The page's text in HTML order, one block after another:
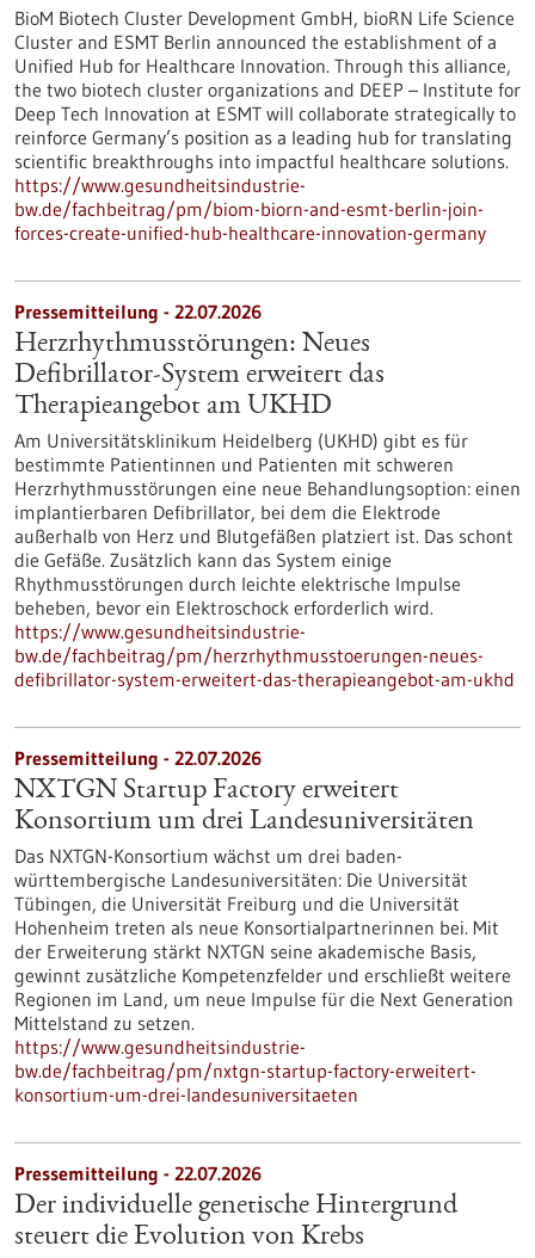
BioM Biotech Cluster Development GmbH, bioRN Life Science
Cluster and ESMT Berlin announced the establishment of a
Unified Hub for Healthcare Innovation. Through this alliance,
the two biotech cluster organizations and DEEP – Institute for
Deep Tech Innovation at ESMT will collaborate strategically to
reinforce Germany’s position as a leading hub for translating
scientific breakthroughs into impactful healthcare solutions.
https://www.gesundheitsindustrie-
bw.de/fachbeitrag/pm/biom-biorn-and-esmt-berlin-join-
forces-create-unified-hub-healthcare-innovation-germany
Pressemitteilung - 22.07.2026
Herzrhythmusstörungen: Neues
Defibrillator-System erweitert das
Therapieangebot am UKHD
Am Universitätsklinikum Heidelberg (UKHD) gibt es für
bestimmte Patientinnen und Patienten mit schweren
Herzrhythmusstörungen eine neue Behandlungsoption: einen
implantierbaren Defibrillator, bei dem die Elektrode
außerhalb von Herz und Blutgefäßen platziert ist. Das schont
die Gefäße. Zusätzlich kann das System einige
Rhythmusstörungen durch leichte elektrische Impulse
beheben, bevor ein Elektroschock erforderlich wird.
https://www.gesundheitsindustrie-
bw.de/fachbeitrag/pm/herzrhythmusstoerungen-neues-
defibrillator-system-erweitert-das-therapieangebot-am-ukhd
Pressemitteilung - 22.07.2026
NXTGN Startup Factory erweitert
Konsortium um drei Landesuniversitäten
Das NXTGN-Konsortium wächst um drei baden-
württembergische Landesuniversitäten: Die Universität
Tübingen, die Universität Freiburg und die Universität
Hohenheim treten als neue Konsortialpartnerinnen bei. Mit
der Erweiterung stärkt NXTGN seine akademische Basis,
gewinnt zusätzliche Kompetenzfelder und erschließt weitere
Regionen im Land, um neue Impulse für die Next Generation
Mittelstand zu setzen.
https://www.gesundheitsindustrie-
bw.de/fachbeitrag/pm/nxtgn-startup-factory-erweitert-
konsortium-um-drei-landesuniversitaeten
Pressemitteilung - 22.07.2026
Der individuelle genetische Hintergrund
steuert die Evolution von Krebs